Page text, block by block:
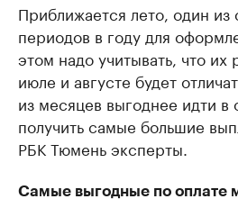
Приближается лето, один
периодов в году для
этом надо учитывать, что
июле и августе будет
из месяцев выгоднее идти в
получить самые большие
РБК Тюмень эксперты.
Самые выгодные по оплате